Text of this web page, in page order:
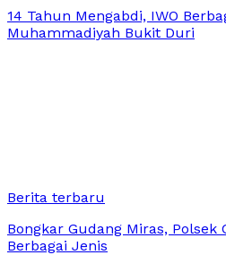
14 Tahun Mengabdi, IWO
Muhammadiyah Bukit Duri
Berita terbaru
Bongkar Gudang Miras, Polsek
Berbagai Jenis